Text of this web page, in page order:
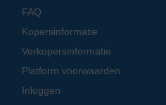
FAQ
Kopersinformatie
Verkopersinformatie
Platform voorwaarden
Inloggen